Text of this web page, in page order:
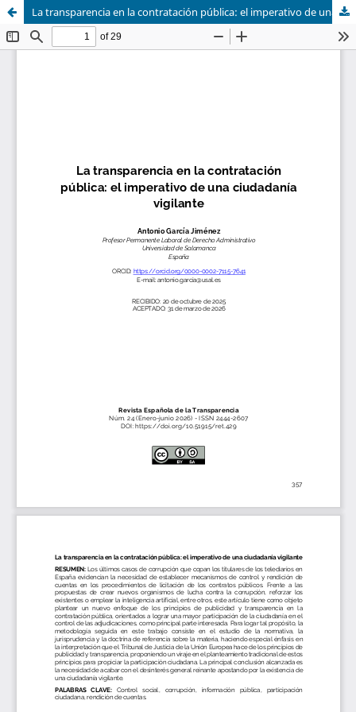
La transparencia en la contratación pública: el imperativo de una ciudadanía vigilante